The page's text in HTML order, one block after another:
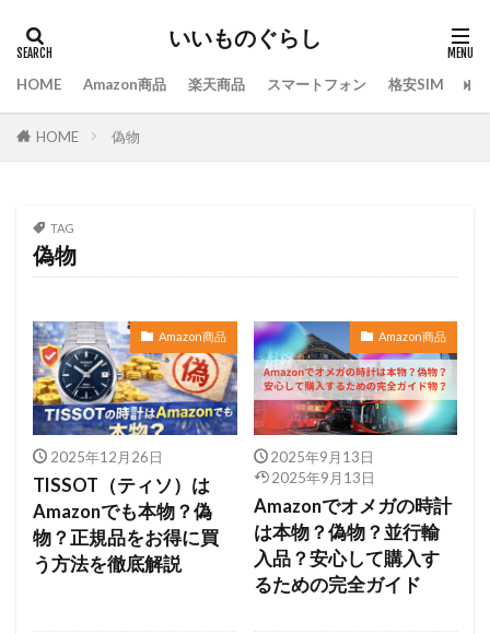
いいものぐらし
HOME Amazon商品 楽天商品 スマートフォン 格安SIM ス
HOME 偽物
TAG
偽物
Amazon商品
2025年12月26日
TISSOT（ティソ）は
Amazonでも本物？偽
物？正規品をお得に買
う方法を徹底解説
Amazon商品
2025年9月13日
2025年9月13日
Amazonでオメガの時計
は本物？偽物？並行輸
入品？安心して購入す
るための完全ガイド